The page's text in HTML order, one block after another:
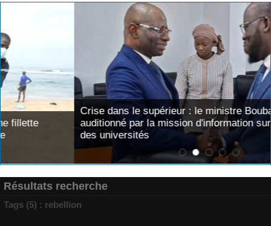
Crise dans le supérieur : le ministre Boubacar Camara
auditionné par la mission d'information sur l'instabilité
Résultats recherche
Tags (5) : rebellion